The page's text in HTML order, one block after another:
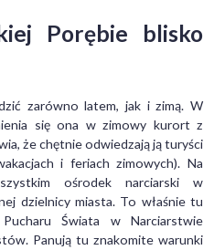
Porębie blisko
zarówno latem, jak i zimą. W
się ona w zimowy kurort z
że chętnie odwiedzają ją turyści
i feriach zimowych). Na
ośrodek narciarski w
dzielnicy miasta. To właśnie tu
Świata w Narciarstwie
Panują tu znakomite warunki